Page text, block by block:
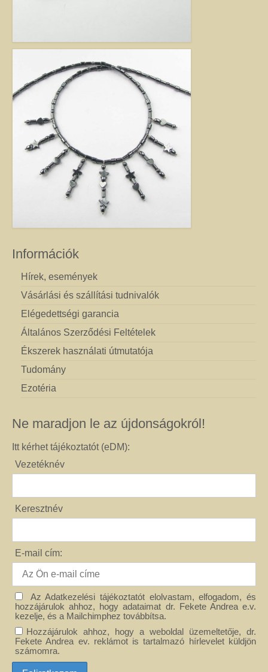
Virág ékszer
A szobai növények, kaktuszok a lakás díszei, de sajnos nem vagy csak ritkán
virágoznak.Biztosan Ön is szép kaspóba vagy díszes tartóba teszi őket, de
ennél többet is tehet értük. A kézműves Virág ékszerekkel színesebbé és
egyedibbé varázsolhatja virágait. Ezeket a díszeket ásvány, féldrágakő,
kristály felhasználásával, dróthajlításos technikával készítettem, és
garantáltan nincs két egyforma közöttük. Ha cserepes növényt ajándékoz
ismerősének, személyesebbé teheti Virág ékszerrel.
Információk
Hírek, események
Vásárlási és szállítási tudnivalók
Elégedettségi garancia
Általános Szerződési Feltételek
Ékszerek használati útmutatója
Tudomány
Ezotéria
Ne maradjon le az újdonságokról!
Itt kérhet tájékoztatót (eDM):
Vezetéknév
Keresztnév
E-mail cím:
Az Adatkezelési tájékoztatót elolvastam, elfogadom, és
hozzájárulok ahhoz, hogy adataimat dr. Fekete Andrea e.v.
kezelje, és a Mailchimphez továbbítsa.
Hozzájárulok ahhoz, hogy a weboldal üzemeltetője, dr.
Fekete Andrea ev. reklámot is tartalmazó hírlevelet küldjön
számomra.